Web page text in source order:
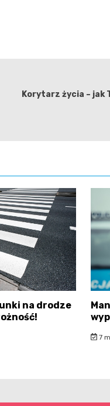
Korytarz życia – jak
na drodze
7